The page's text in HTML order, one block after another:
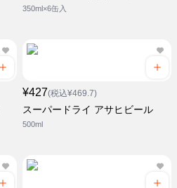
350ml×6缶入
¥427(税込¥469.7)
スーパードライ アサヒビール
500ml